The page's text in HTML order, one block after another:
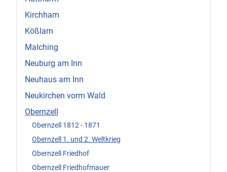
Kirchham
Kößlarn
Malching
Neuburg am Inn
Neuhaus am Inn
Neukirchen vorm Wald
Obernzell
Obernzell 1812 - 1871
Obernzell 1. und 2. Weltkrieg
Obernzell Friedhof
Obernzell Friedhofmauer